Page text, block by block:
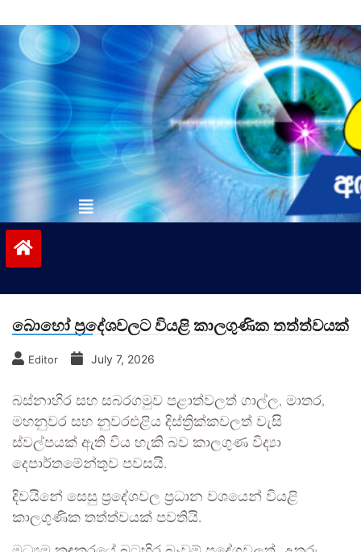
to
contentvinivida.lk
බොහෝ ප්‍රදේශවලට වියළි කාලගුණික තත්ත්වයක්
Editor July 7, 2026
බස්නාහිර සහ සබරගමුව පළාත්වලත් ගාල්ල, මාතර,
මහනුවර සහ නුවරඑළිය දිස්ත්‍රික්කවලත් වැසි
ස්වල්පයක් ඇති විය හැකි බව කාලගුණ විද්‍යා
දෙපාර්තමේන්තුව පවසයි.
දිවයිනේ සෙසු ප්‍රදේශවල ප්‍රධාන වශයෙන් වියළි
කාලගුණික තත්ත්වයක් පවතියි.